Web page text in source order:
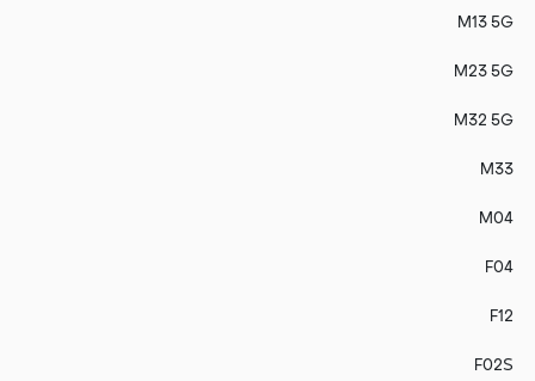
M13 5G
M23 5G
M32 5G
M33
M04
F04
F12
F02S